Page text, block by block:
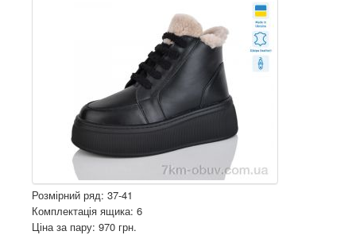
Розмірний ряд: 37-41
Комплектація ящика: 6
Ціна за пару: 970 грн.